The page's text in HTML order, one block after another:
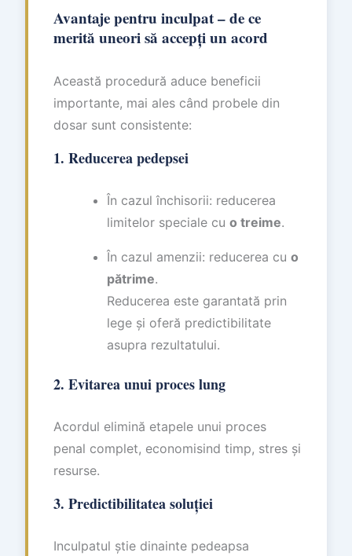
Avantaje pentru inculpat – de ce
merită uneori să accepți un acord
Această procedură aduce beneficii
importante, mai ales când probele din
dosar sunt consistente:
1. Reducerea pedepsei
În cazul închisorii: reducerea
limitelor speciale cu o treime.
În cazul amenzii: reducerea cu o
pătrime.
Reducerea este garantată prin
lege și oferă predictibilitate
asupra rezultatului.
2. Evitarea unui proces lung
Acordul elimină etapele unui proces
penal complet, economisind timp, stres și
resurse.
3. Predictibilitatea soluției
Inculpatul știe dinainte pedeapsa